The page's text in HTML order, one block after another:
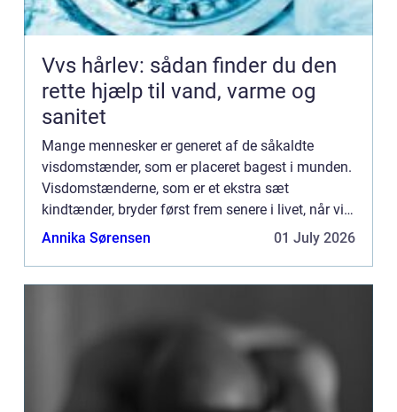
Vvs hårlev: sådan finder du den
rette hjælp til vand, varme og
sanitet
Mange mennesker er generet af de såkaldte
visdomstænder, som er placeret bagest i munden.
Visdomstænderne, som er et ekstra sæt
kindtænder, bryder først frem senere i livet, når vi
er blevet ældre og m...
Annika Sørensen 01 July 2026